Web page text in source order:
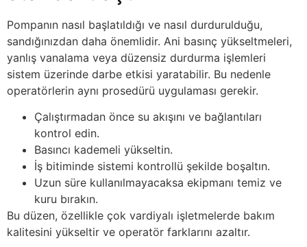
Pompanın nasıl başlatıldığı ve nasıl durdurulduğu,
sandığınızdan daha önemlidir. Ani basınç yükseltmeleri,
yanlış vanalama veya düzensiz durdurma işlemleri
sistem üzerinde darbe etkisi yaratabilir. Bu nedenle
operatörlerin aynı prosedürü uygulaması gerekir.
Çalıştırmadan önce su akışını ve bağlantıları
kontrol edin.
Basıncı kademeli yükseltin.
İş bitiminde sistemi kontrollü şekilde boşaltın.
Uzun süre kullanılmayacaksa ekipmanı temiz ve
kuru bırakın.
Bu düzen, özellikle çok vardiyalı işletmelerde bakım
kalitesini yükseltir ve operatör farklarını azaltır.